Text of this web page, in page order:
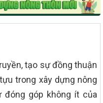
tạo sự đồng thuận
trong xây dựng nông
góp không ít của